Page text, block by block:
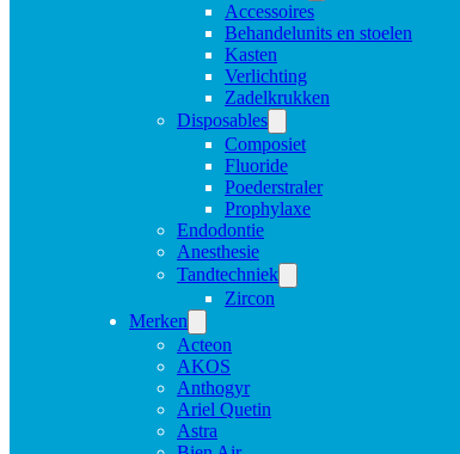
Accessoires
Behandelunits en stoelen
Kasten
Verlichting
Zadelkrukken
Disposables
Composiet
Fluoride
Poederstraler
Prophylaxe
Endodontie
Anesthesie
Tandtechniek
Zircon
Merken
Acteon
AKOS
Anthogyr
Ariel Quetin
Astra